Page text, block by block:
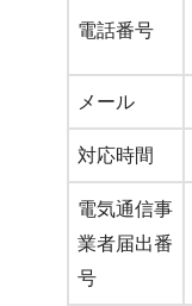
電話番号
メール
対応時間
電気通信事
業者届出番
号